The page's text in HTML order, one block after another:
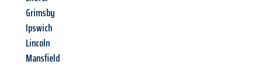
Grimsby
Ipswich
Lincoln
Mansfield